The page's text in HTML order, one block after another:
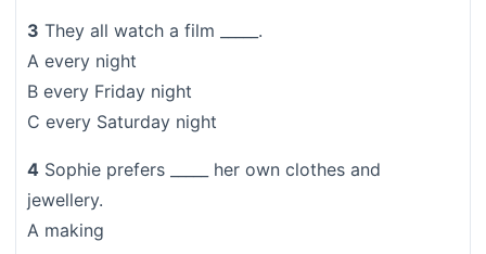
3 They all watch a film _____.
A every night
B every Friday night
C every Saturday night
4 Sophie prefers _____ her own clothes and
jewellery.
A making